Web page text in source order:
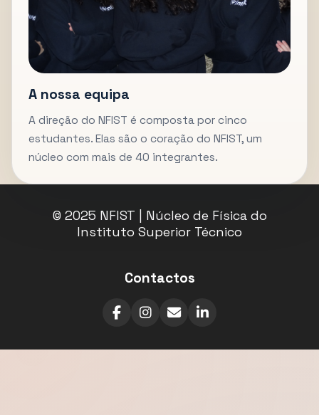
A nossa equipa
A direção do NFIST é composta por cinco
estudantes. Elas são o coração do NFIST, um
núcleo com mais de 40 integrantes.
© 2025 NFIST | Núcleo de Física do
Instituto Superior Técnico
Contactos